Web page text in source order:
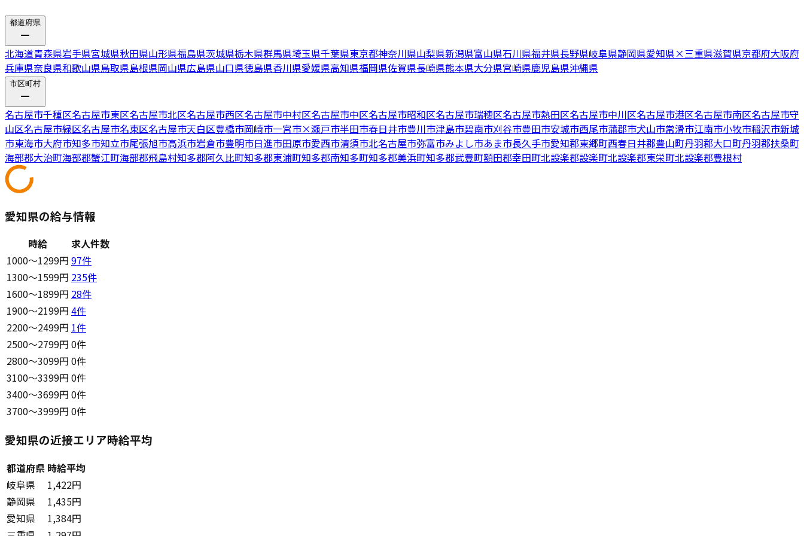
都道府県
北海道青森県岩手県宮城県秋田県山形県福島県茨城県栃木県群馬県埼玉県千葉県東京都神奈川県山梨県新潟県富山県石川県福井県長野県岐阜県静岡県愛知県×三重県滋賀県京都府大阪府
兵庫県奈良県和歌山県鳥取県島根県岡山県広島県山口県徳島県香川県愛媛県高知県福岡県佐賀県長崎県熊本県大分県宮崎県鹿児島県沖縄県
市区町村
名古屋市千種区名古屋市東区名古屋市北区名古屋市西区名古屋市中村区名古屋市中区名古屋市昭和区名古屋市瑞穂区名古屋市熱田区名古屋市中川区名古屋市港区名古屋市南区名古屋市守
山区名古屋市緑区名古屋市名東区名古屋市天白区豊橋市岡崎市一宮市×瀬戸市半田市春日井市豊川市津島市碧南市刈谷市豊田市安城市西尾市蒲郡市犬山市常滑市江南市小牧市稲沢市新城
市東海市大府市知多市知立市尾張旭市高浜市岩倉市豊明市日進市田原市愛西市清須市北名古屋市弥富市みよし市あま市長久手市愛知郡東郷町西春日井郡豊山町丹羽郡大口町丹羽郡扶桑町
海部郡大治町海部郡蟹江町海部郡飛島村知多郡阿久比町知多郡東浦町知多郡南知多町知多郡美浜町知多郡武豊町額田郡幸田町北設楽郡設楽町北設楽郡東栄町北設楽郡豊根村
愛知県の給与情報
時給
求人件数
1000〜1299円 97件
1300〜1599円 235件
1600〜1899円 28件
1900〜2199円 4件
2200〜2499円 1件
2500〜2799円 0件
2800〜3099円 0件
3100〜3399円 0件
3400〜3699円 0件
3700〜3999円 0件
愛知県の近接エリア時給平均
都道府県 時給平均
岐阜県
1,422円
静岡県
1,435円
愛知県
1,384円